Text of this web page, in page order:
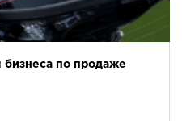
бизнеса по продаже